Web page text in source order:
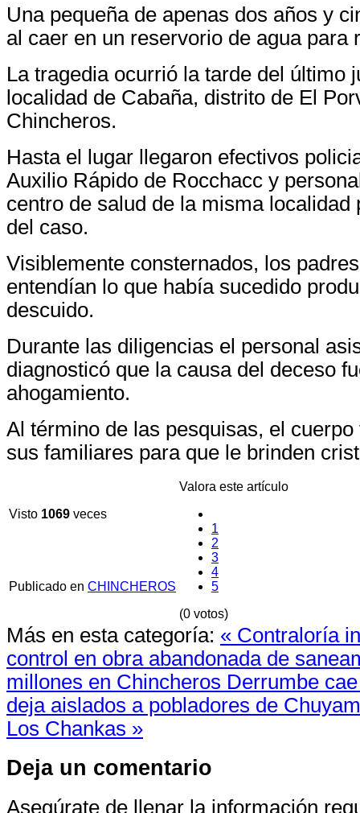
Una pequeña de apenas dos años y
al caer en un reservorio de agua para
La tragedia ocurrió la tarde del último
localidad de Cabaña, distrito de El
Chincheros.
Hasta el lugar llegaron efectivos
Auxilio Rápido de Rocchacc y
centro de salud de la misma localidad
del caso.
Visiblemente consternados, los
entendían lo que había sucedido
descuido.
Durante las diligencias el personal
diagnosticó que la causa del deceso
ahogamiento.
Al término de las pesquisas, el cuerpo
sus familiares para que le brinden
Visto 1069 veces
Valora este artículo
1
2
3
4
5
(0 votos)
Publicado en CHINCHEROS
Más en esta categoría: « Contraloría
control en obra abandonada de
millones en Chincheros Derrumbe
deja aislados a pobladores de
Los Chankas »
Deja un comentario
Asegúrate de llenar la información